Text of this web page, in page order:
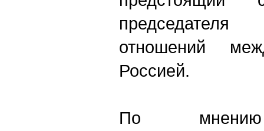
отношений
Россией.
По мнению